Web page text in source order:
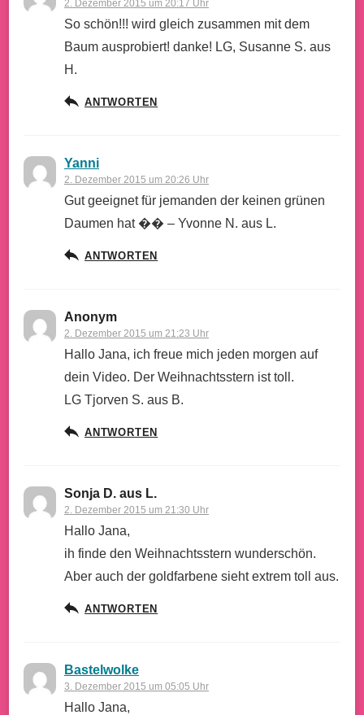
2. Dezember 2015 um 20:17 Uhr
So schön!!! wird gleich zusammen mit dem
Baum ausprobiert! danke! LG, Susanne S. aus
H.
ANTWORTEN
Yanni
2. Dezember 2015 um 20:26 Uhr
Gut geeignet für jemanden der keinen grünen
Daumen hat �� – Yvonne N. aus L.
ANTWORTEN
Anonym
2. Dezember 2015 um 21:23 Uhr
Hallo Jana, ich freue mich jeden morgen auf
dein Video. Der Weihnachtsstern ist toll.
LG Tjorven S. aus B.
ANTWORTEN
Sonja D. aus L.
2. Dezember 2015 um 21:30 Uhr
Hallo Jana,
ih finde den Weihnachtsstern wunderschön.
Aber auch der goldfarbene sieht extrem toll aus.
ANTWORTEN
Bastelwolke
3. Dezember 2015 um 05:05 Uhr
Hallo Jana,